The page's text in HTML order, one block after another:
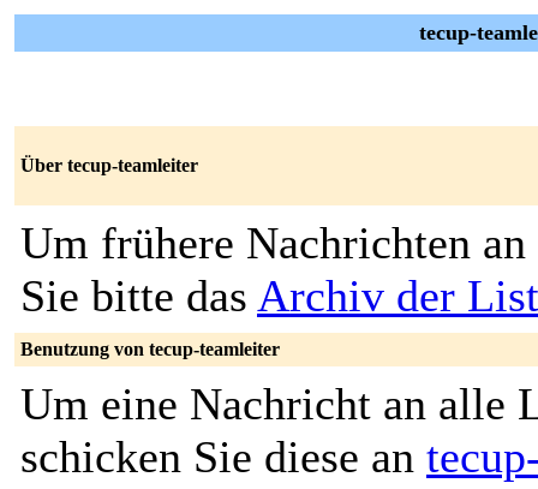
tecup-
Über tecup-teamleiter
Um frühere Nachrichten an
Sie bitte das Archiv der
Benutzung von tecup-teamleiter
Um eine Nachricht an alle
schicken Sie diese an